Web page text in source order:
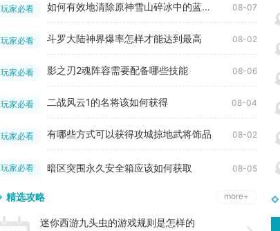
玩家必看 如何有效地清除原神雪山碎冰中的蓝色植物 08-07
玩家必看 斗罗大陆神界爆率怎样才能达到最高 08-02
玩家必看 影之刃2魂阵容需要配备哪些技能 08-06
玩家必看 二战风云1的名将该如何获得 08-04
玩家必看 有哪些方式可以获得攻城掠地武将饰品 08-02
玩家必看 暗区突围永久安全箱应该如何获取 08-05
精选攻略 more+
迷你西游九头虫的游戏规则是怎样的